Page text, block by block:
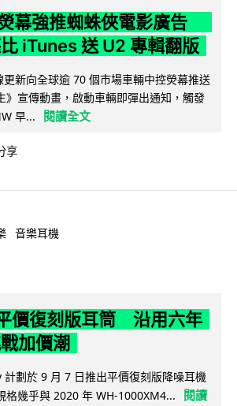
幕強推蜘蛛俠電影廣告
iTunes 送 U2 專輯翻版
新向全球逾 70 個市場車輛中控熒幕推送
》宣傳動畫，啟動車輛即彈出通知，觸發
早...
閱讀全文
享
音樂耳機
價復刻版耳筒 沿用六年
加價潮
計劃於 9 月 7 日推出平價復刻版降噪耳機
格幾乎與 2020 年 WH-1000XM4...
閱讀